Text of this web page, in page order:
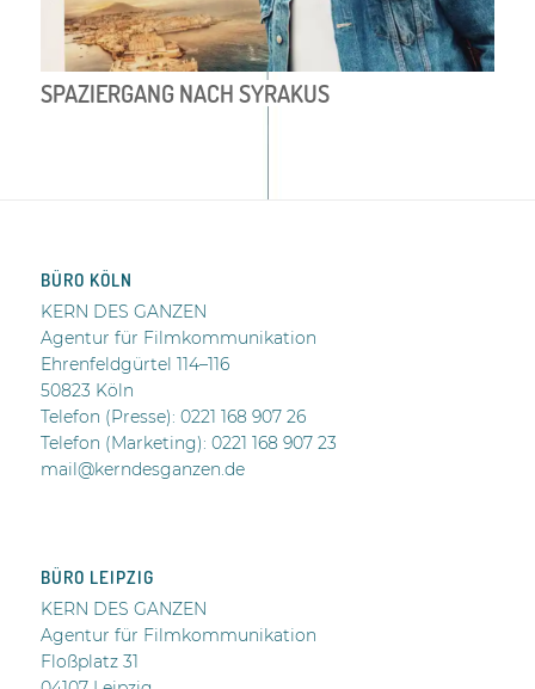
SPAZIERGANG NACH SYRAKUS
BÜRO KÖLN
KERN DES GANZEN
Agentur für Filmkommunikation
Ehrenfeldgürtel 114–116
50823 Köln
Telefon (Presse): 0221 168 907 26
Telefon (Marketing): 0221 168 907 23
mail@kerndesganzen.de
BÜRO LEIPZIG
KERN DES GANZEN
Agentur für Filmkommunikation
Floßplatz 31